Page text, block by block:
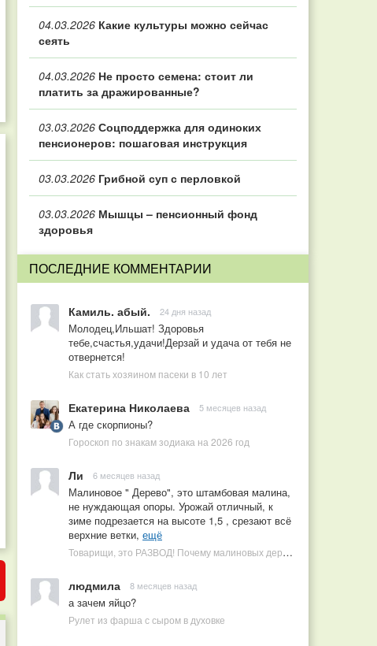
04.03.2026 Какие культуры можно сейчас
сеять
04.03.2026 Не просто семена: стоит ли
платить за дражированные?
03.03.2026 Соцподдержка для одиноких
пенсионеров: пошаговая инструкция
03.03.2026 Грибной суп с перловкой
03.03.2026 Мышцы – пенсионный фонд
здоровья
ПОСЛЕДНИЕ КОММЕНТАРИИ
Камиль. абый. 24 дня назад
Молодец,Ильшат! Здоровья
тебе,счастья,удачи!Дерзай и удача от тебя не
отвернется!
Как стать хозяином пасеки в 10 лет
Екатерина Николаева 5 месяцев назад
А где скорпионы?
Гороскоп по знакам зодиака на 2026 год
Ли 6 месяцев назад
Малиновое " Дерево", это штамбовая малина,
не нуждающая опоры. Урожай отличный, к
зиме подрезается на высоте 1,5 , срезают всё
верхние ветки, ещё
Товарищи, это РАЗВОД! Почему малиновых деревьев не бывает, или Как ушлые продавцы наживаются на мечтах садоводов
людмила 8 месяцев назад
а зачем яйцо?
Рулет из фарша с сыром в духовке